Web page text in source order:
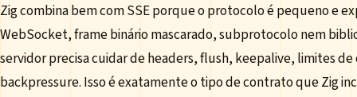
Zig combina bem com SSE porque o protocolo é pequeno e
WebSocket, frame binário mascarado, subprotocolo nem
servidor precisa cuidar de headers, flush, keepalive, limites
backpressure. Isso é exatamente o tipo de contrato que Zig